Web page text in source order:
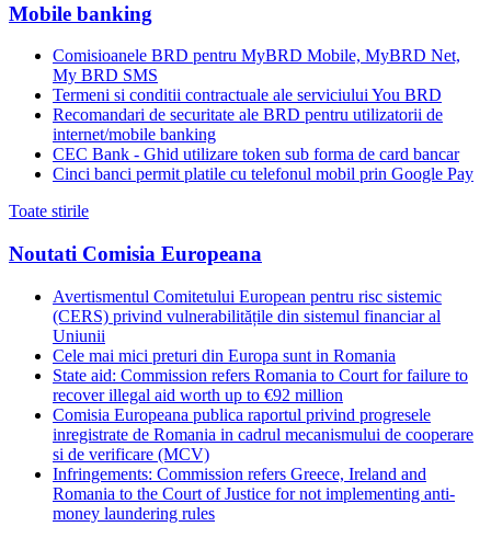
Mobile banking
Comisioanele BRD pentru MyBRD Mobile, MyBRD Net,
My BRD SMS
Termeni si conditii contractuale ale serviciului You BRD
Recomandari de securitate ale BRD pentru utilizatorii de
internet/mobile banking
CEC Bank - Ghid utilizare token sub forma de card bancar
Cinci banci permit platile cu telefonul mobil prin Google Pay
Toate stirile
Noutati Comisia Europeana
Avertismentul Comitetului European pentru risc sistemic
(CERS) privind vulnerabilitățile din sistemul financiar al
Uniunii
Cele mai mici preturi din Europa sunt in Romania
State aid: Commission refers Romania to Court for failure to
recover illegal aid worth up to €92 million
Comisia Europeana publica raportul privind progresele
inregistrate de Romania in cadrul mecanismului de cooperare
si de verificare (MCV)
Infringements: Commission refers Greece, Ireland and
Romania to the Court of Justice for not implementing anti-
money laundering rules